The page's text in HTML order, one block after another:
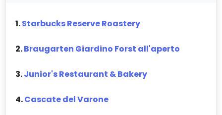
1.Starbucks Reserve Roastery
2.Braugarten Giardino Forst all'aperto
3.Junior's Restaurant & Bakery
4.Cascate del Varone